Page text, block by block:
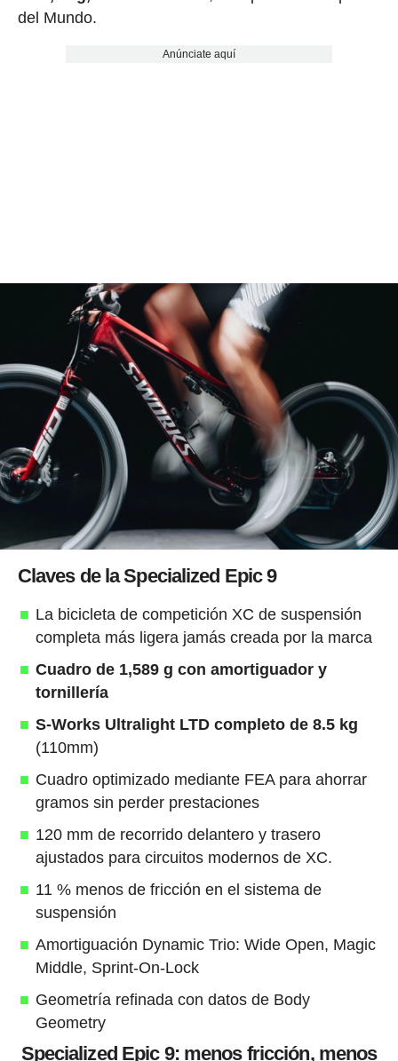
del Mundo.
Anúnciate aquí
Claves de la Specialized Epic 9
La bicicleta de competición XC de suspensión
completa más ligera jamás creada por la marca
Cuadro de 1,589 g con amortiguador y
tornillería
S-Works Ultralight LTD completo de 8.5 kg
(110mm)
Cuadro optimizado mediante FEA para ahorrar
gramos sin perder prestaciones
120 mm de recorrido delantero y trasero
ajustados para circuitos modernos de XC.
11 % menos de fricción en el sistema de
suspensión
Amortiguación Dynamic Trio: Wide Open, Magic
Middle, Sprint-On-Lock
Geometría refinada con datos de Body
Geometry
Specialized Epic 9: menos fricción, menos